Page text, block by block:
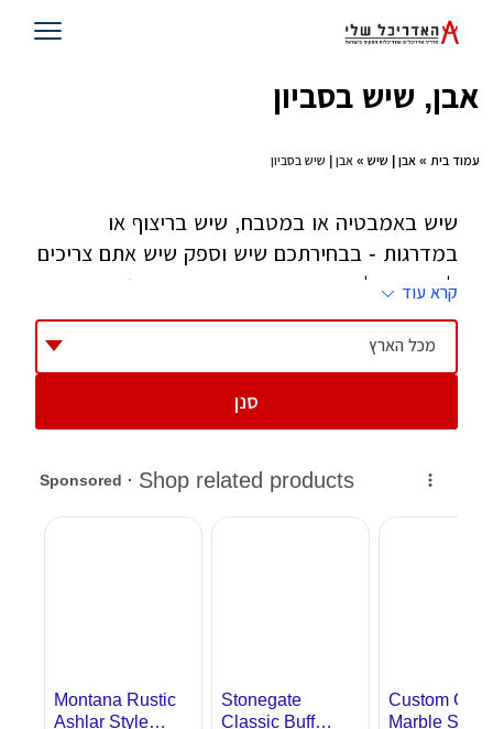
אבן, שיש בסביון
עמוד בית » אבן | שיש » אבן | שיש בסביון
שיש באמבטיה או במטבח, שיש בריצוף או
במדרגות - בבחירתכם שיש וספק שיש אתם צריכים
להקפיד על איכות המוצר ואיכות ההתקנה. יש שיש
קיסר ויש שיש מיובא ובתוכם יש אינסוף דגמים,
צבעים וטקסטורות. התייעצו עם מעצב הפנים שלכם
באיזה צבע וטקסטורה לבחור שתתאים למטבח או
האמבטיה וכמובן לאופן ניהול החיים בבית.
קרא עוד
מכל הארץ
סנן